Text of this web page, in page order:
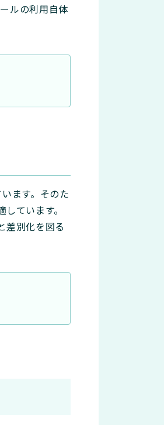
ルの利用自体
ます。そのた
ています。
差別化を図る